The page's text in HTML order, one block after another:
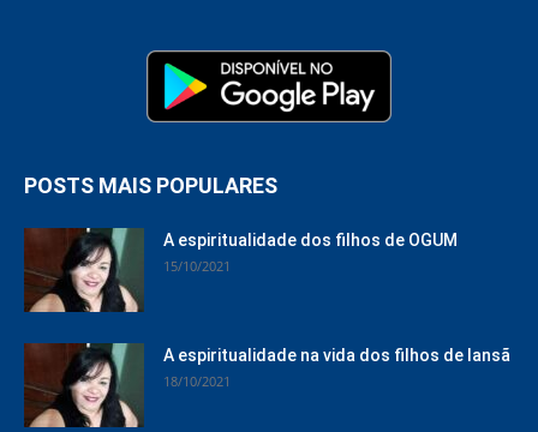
POSTS MAIS POPULARES
A espiritualidade dos filhos de OGUM
15/10/2021
A espiritualidade na vida dos filhos de Iansã
18/10/2021